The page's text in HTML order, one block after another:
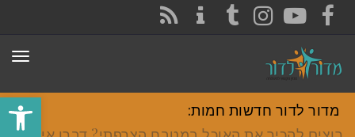
פתח
FACEBOOK
YOUTUBE
INSTAGRAM
TUMBLR
מדור לדור חדשות חמות: